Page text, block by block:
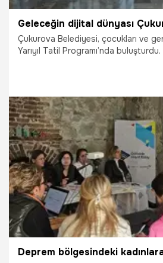
Geleceğin dijital dünyası
Çukurova Belediyesi, çocukları ve
Yarıyıl Tatil Programı’nda
22.01.2025 Adana
Deprem bölgesindeki